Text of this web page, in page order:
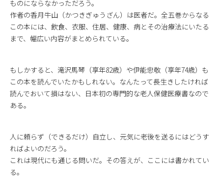
ものにならなかっただろう。
作者の香月牛山（かつきぎゅうざん）は医者だ。全五巻からなる
この本には、飲食、衣服、住居、健康、病とその治療法にいたる
まで、幅広い内容がまとめられている。
もしかすると、滝沢馬琴（享年82歳）や伊能忠敬（享年74歳）も
この本を読んでいたかもしれない。なんたって長生きしたければ
読んでおいて損はない、日本初の専門的な老人保健医療書なので
ある。
人に頼らず（できるだけ）自立し、元気に老後を送るにはどうす
ればよいのだろう。
これは現代にも通じる問いだ。その答えが、ここには書かれてい
る。